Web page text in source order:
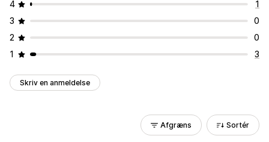
4
1
3
0
2
0
1
3
Skriv en anmeldelse
Afgræns Sortér